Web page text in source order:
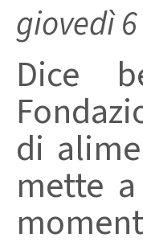
giovedì
Dice
di
mette